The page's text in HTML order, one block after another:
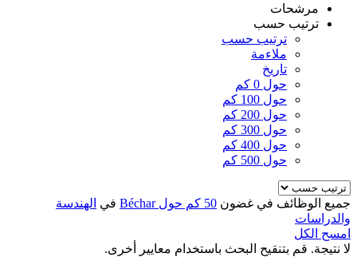
مرشحات
ترتيب حسب
ترتيب حسب
ملاءمة
تاريخ
حول 0 كم
حول 100 كم
حول 200 كم
حول 300 كم
حول 400 كم
حول 500 كم
جميع الوظائف في غضون 50 كم حول Béchar في الهندسة
والدراسات
امسح الكل
لا نتيجة. قم بتنقيح البحث باستخدام معايير أخرى.